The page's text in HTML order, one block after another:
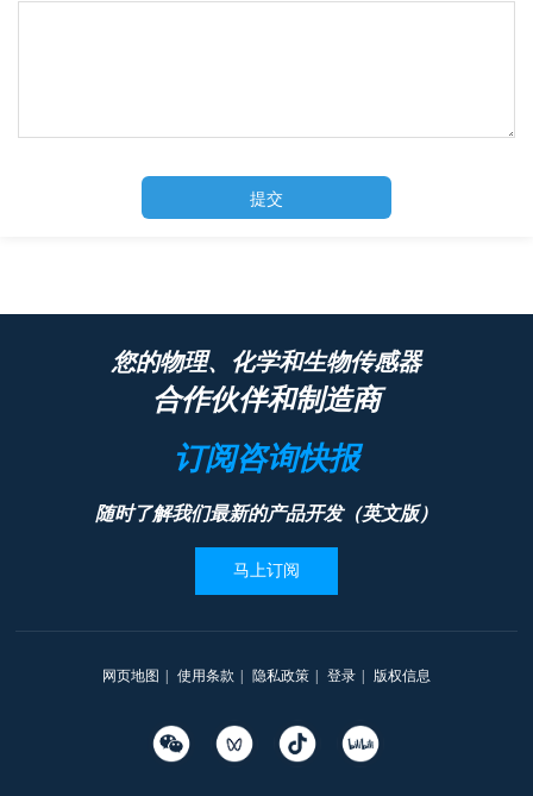
提交
您的物理、化学和生物传感器
合作伙伴和制造商
订阅咨询快报
随时了解我们最新的产品开发（英文版）
马上订阅
网页地图 | 使用条款 | 隐私政策 | 登录 | 版权信息